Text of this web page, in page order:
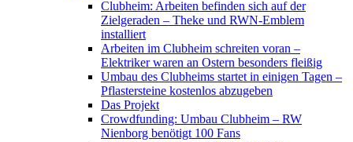
Clubheim: Arbeiten befinden sich auf der
Zielgeraden – Theke und RWN-Emblem
installiert
Arbeiten im Clubheim schreiten voran –
Elektriker waren an Ostern besonders fleißig
Umbau des Clubheims startet in einigen Tagen –
Pflastersteine kostenlos abzugeben
Das Projekt
Crowdfunding: Umbau Clubheim – RW
Nienborg benötigt 100 Fans